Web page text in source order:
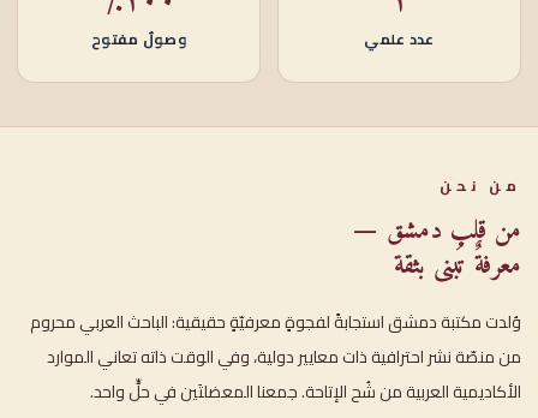
عدد علمي وصولٌ مفتوح
من نحن
من قلب دمشق —
معرفةٌ تُبنى بثقة
وُلدت مكتبة دمشق استجابةً لفجوةٍ معرفيّةٍ حقيقية: الباحث العربي محروم
من منصّة نشر احترافية ذات معايير دولية، وفي الوقت ذاته تعاني الموارد
الأكاديمية العربية من شُح الإتاحة. جمعنا المعضلتَين في حلٍّ واحد.